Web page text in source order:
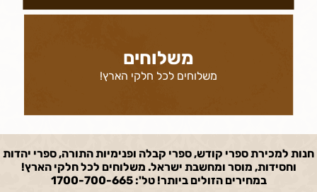
משלוחים
משלוחים לכל חלקי הארץ!
חנות למכירת ספרי קודש, ספרי קבלה ופנימיות התורה, ספרי יהדות
וחסידות, מוסר ומחשבת ישראל. משלוחים לכל חלקי הארץ!
במחירים הזולים ביותר! טל': 1700-700-665